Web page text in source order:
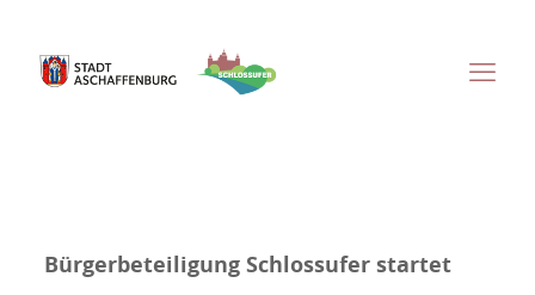
Bürgerbeteiligung Schlossufer startet